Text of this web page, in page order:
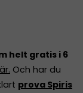
helt gratis i 6
Och har du
prova Spiris